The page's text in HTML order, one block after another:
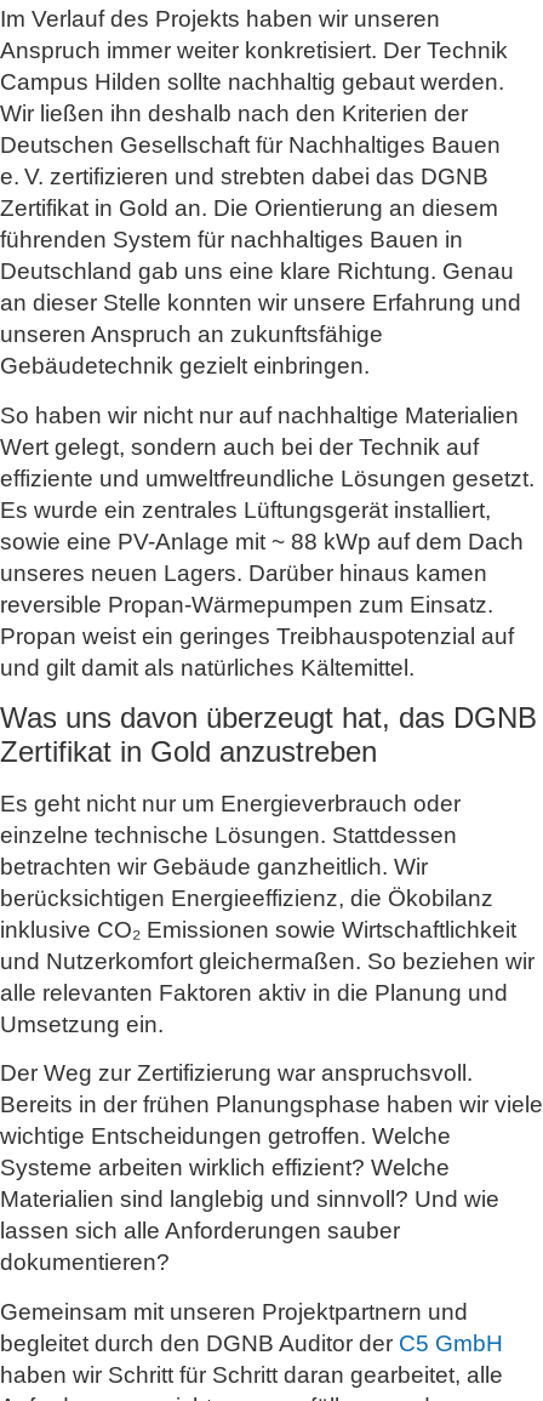
Im Verlauf des Projekts haben wir unseren
Anspruch immer weiter konkretisiert. Der Technik
Campus Hilden sollte nachhaltig gebaut werden.
Wir ließen ihn deshalb nach den Kriterien der
Deutschen Gesellschaft für Nachhaltiges Bauen
e. V. zertifizieren und strebten dabei das DGNB
Zertifikat in Gold an. Die Orientierung an diesem
führenden System für nachhaltiges Bauen in
Deutschland gab uns eine klare Richtung. Genau
an dieser Stelle konnten wir unsere Erfahrung und
unseren Anspruch an zukunftsfähige
Gebäudetechnik gezielt einbringen.
So haben wir nicht nur auf nachhaltige Materialien
Wert gelegt, sondern auch bei der Technik auf
effiziente und umweltfreundliche Lösungen gesetzt.
Es wurde ein zentrales Lüftungsgerät installiert,
sowie eine PV-Anlage mit ~ 88 kWp auf dem Dach
unseres neuen Lagers. Darüber hinaus kamen
reversible Propan-Wärmepumpen zum Einsatz.
Propan weist ein geringes Treibhauspotenzial auf
und gilt damit als natürliches Kältemittel.
Was uns davon überzeugt hat, das DGNB
Zertifikat in Gold anzustreben
Es geht nicht nur um Energieverbrauch oder
einzelne technische Lösungen. Stattdessen
betrachten wir Gebäude ganzheitlich. Wir
berücksichtigen Energieeffizienz, die Ökobilanz
inklusive CO₂ Emissionen sowie Wirtschaftlichkeit
und Nutzerkomfort gleichermaßen. So beziehen wir
alle relevanten Faktoren aktiv in die Planung und
Umsetzung ein.
Der Weg zur Zertifizierung war anspruchsvoll.
Bereits in der frühen Planungsphase haben wir viele
wichtige Entscheidungen getroffen. Welche
Systeme arbeiten wirklich effizient? Welche
Materialien sind langlebig und sinnvoll? Und wie
lassen sich alle Anforderungen sauber
dokumentieren?
Gemeinsam mit unseren Projektpartnern und
begleitet durch den DGNB Auditor der C5 GmbH
haben wir Schritt für Schritt daran gearbeitet, alle